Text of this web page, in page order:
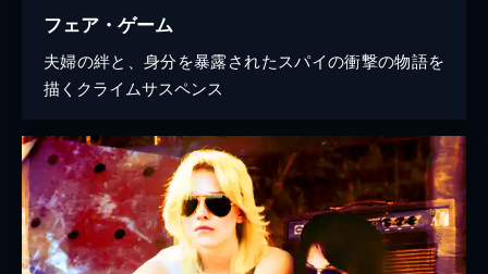
フェア・ゲーム
夫婦の絆と、身分を暴露されたスパイの衝撃の物語を
描くクライムサスペンス